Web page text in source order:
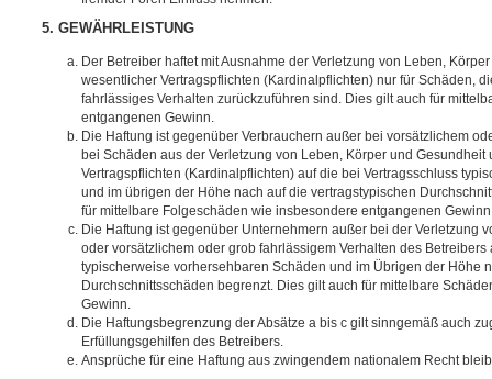
5. GEWÄHRLEISTUNG
Der Betreiber haftet mit Ausnahme der Verletzung von Leben,
wesentlicher Vertragspflichten (Kardinalpflichten) nur für Schäden,
fahrlässiges Verhalten zurückzuführen sind. Dies gilt auch für
entgangenen Gewinn.
Die Haftung ist gegenüber Verbrauchern außer bei vorsätzlichem
bei Schäden aus der Verletzung von Leben, Körper und
Vertragspflichten (Kardinalpflichten) auf die bei Vertragsschluss
und im übrigen der Höhe nach auf die vertragstypischen
für mittelbare Folgeschäden wie insbesondere entgangenen
Die Haftung ist gegenüber Unternehmern außer bei der Verletzung
oder vorsätzlichem oder grob fahrlässigem Verhalten des Betreibers
typischerweise vorhersehbaren Schäden und im Übrigen der Höhe
Durchschnittsschäden begrenzt. Dies gilt auch für mittelbare
Gewinn.
Die Haftungsbegrenzung der Absätze a bis c gilt sinngemäß auch
Erfüllungsgehilfen des Betreibers.
Ansprüche für eine Haftung aus zwingendem nationalem Recht